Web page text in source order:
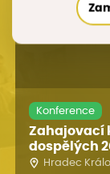
Konference
Zahajovací
dospělých
Hradec